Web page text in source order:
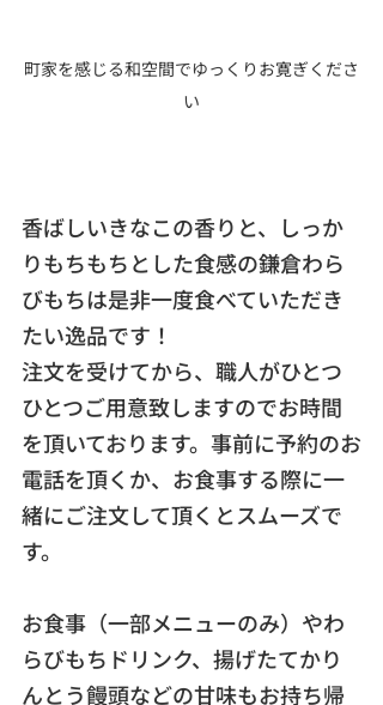
町家を感じる和空間でゆっくりお寛ぎくださ
い
香ばしいきなこの香りと、しっか
りもちもちとした食感の鎌倉わら
びもちは是非一度食べていただき
たい逸品です！
注文を受けてから、職人がひとつ
ひとつご用意致しますのでお時間
を頂いております。事前に予約のお
電話を頂くか、お食事する際に一
緒にご注文して頂くとスムーズで
す。
お食事（一部メニューのみ）やわ
らびもちドリンク、揚げたてかり
んとう饅頭などの甘味もお持ち帰